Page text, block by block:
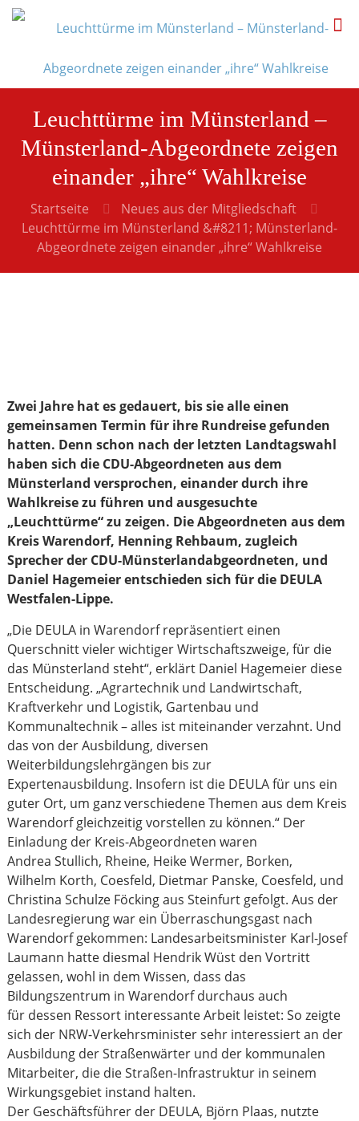
Leuchttürme im Münsterland –
Münsterland-Abgeordnete zeigen
einander „ihre“ Wahlkreise
Startseite
Neues aus der Mitgliedschaft
Leuchttürme im Münsterland &#8211; Münsterland-
Abgeordnete zeigen einander „ihre“ Wahlkreise
Zwei Jahre hat es gedauert, bis sie alle einen
gemeinsamen Termin für ihre Rundreise gefunden
hatten. Denn schon nach der letzten Landtagswahl
haben sich die CDU-Abgeordneten aus dem
Münsterland versprochen, einander durch ihre
Wahlkreise zu führen und ausgesuchte
„Leuchttürme“ zu zeigen. Die Abgeordneten aus dem
Kreis Warendorf, Henning Rehbaum, zugleich
Sprecher der CDU-Münsterlandabgeordneten, und
Daniel Hagemeier entschieden sich für die DEULA
Westfalen-Lippe.
„Die DEULA in Warendorf repräsentiert einen
Querschnitt vieler wichtiger Wirtschaftszweige, für die
das Münsterland steht“, erklärt Daniel Hagemeier diese
Entscheidung. „Agrartechnik und Landwirtschaft,
Kraftverkehr und Logistik, Gartenbau und
Kommunaltechnik – alles ist miteinander verzahnt. Und
das von der Ausbildung, diversen
Weiterbildungslehrgängen bis zur
Expertenausbildung. Insofern ist die DEULA für uns ein
guter Ort, um ganz verschiedene Themen aus dem Kreis
Warendorf gleichzeitig vorstellen zu können.“ Der
Einladung der Kreis-Abgeordneten waren
Andrea Stullich, Rheine, Heike Wermer, Borken,
Wilhelm Korth, Coesfeld, Dietmar Panske, Coesfeld, und
Christina Schulze Föcking aus Steinfurt gefolgt. Aus der
Landesregierung war ein Überraschungsgast nach
Warendorf gekommen: Landesarbeitsminister Karl-Josef
Laumann hatte diesmal Hendrik Wüst den Vortritt
gelassen, wohl in dem Wissen, dass das
Bildungszentrum in Warendorf durchaus auch
für dessen Ressort interessante Arbeit leistet: So zeigte
sich der NRW-Verkehrsminister sehr interessiert an der
Ausbildung der Straßenwärter und der kommunalen
Mitarbeiter, die die Straßen-Infrastruktur in seinem
Wirkungsgebiet instand halten.
Der Geschäftsführer der DEULA, Björn Plaas, nutzte